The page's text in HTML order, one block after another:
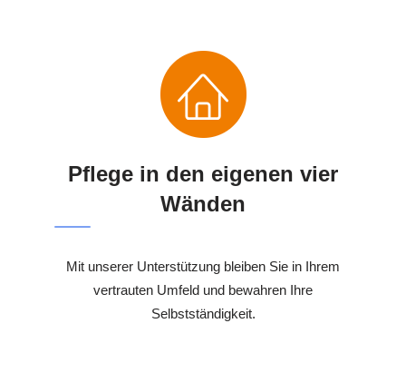
Pflege in den eigenen vier
Wänden
Mit unserer Unterstützung bleiben Sie in Ihrem
vertrauten Umfeld und bewahren Ihre
Selbstständigkeit.